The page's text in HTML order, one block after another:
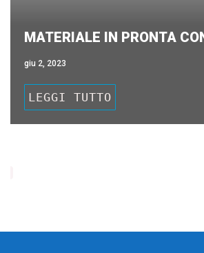
MATERIALE IN PRONTA
giu 2, 2023
LEGGI TUTTO